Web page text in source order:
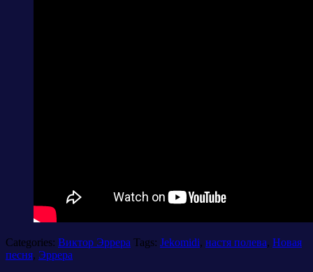
Categories: Виктор Эррера Tags: Jekomidi, настя полева, Новая
песня, Эррера